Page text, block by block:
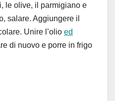
le olive, il parmigiano e
salare. Aggiungere il
Unire l’olio ed
di nuovo e porre in frigo